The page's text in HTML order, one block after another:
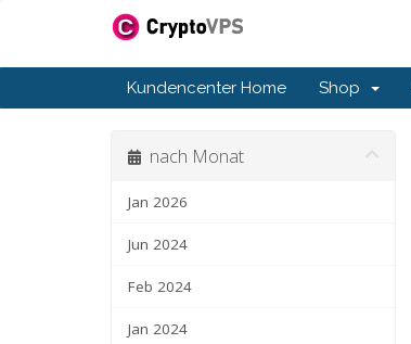
Kundencenter Home Shop
nach Monat
Jan 2026
Jun 2024
Feb 2024
Jan 2024